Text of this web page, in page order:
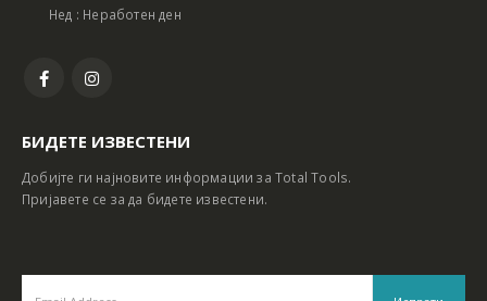
Нед : Неработен ден
БИДЕТЕ ИЗВЕСТЕНИ
Добијте ги најновите информации за Total Tools.
Пријавете се за да бидете известени.